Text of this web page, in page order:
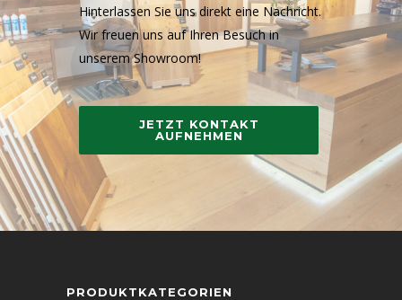
Hinterlassen Sie uns direkt eine Nachricht.
Wir freuen uns auf Ihren Besuch in
unserem Showroom!
JETZT KONTAKT
AUFNEHMEN
PRODUKTKATEGORIEN